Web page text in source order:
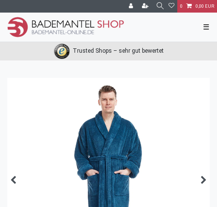
0 0,00 EUR
☰
Trusted Shops – sehr gut bewertet